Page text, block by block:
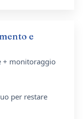
e
+ monitoraggio
per restare